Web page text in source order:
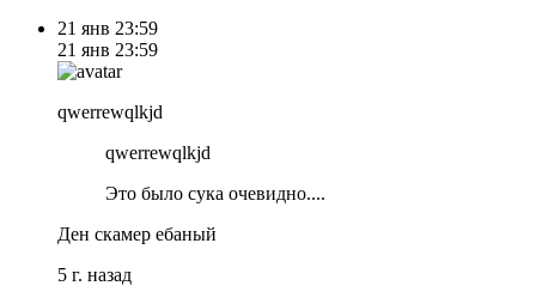
21 янв 23:59
21 янв 23:59
qwerrewqlkjd
qwerrewqlkjd
Это было сука очевидно....
Ден скамер ебаный
5 г. назад